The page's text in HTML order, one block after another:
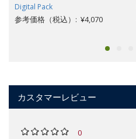
Digital Pack
参考価格（税込）: ¥4,070
カスタマーレビュー
0